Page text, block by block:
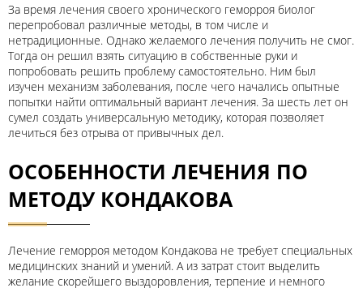
За время лечения своего хронического геморроя биолог
перепробовал различные методы, в том числе и
нетрадиционные. Однако желаемого лечения получить не смог.
Тогда он решил взять ситуацию в собственные руки и
попробовать решить проблему самостоятельно. Ним был
изучен механизм заболевания, после чего начались опытные
попытки найти оптимальный вариант лечения. За шесть лет он
сумел создать универсальную методику, которая позволяет
лечиться без отрыва от привычных дел.
ОСОБЕННОСТИ ЛЕЧЕНИЯ ПО
МЕТОДУ КОНДАКОВА
Лечение геморроя методом Кондакова не требует специальных
медицинских знаний и умений. А из затрат стоит выделить
желание скорейшего выздоровления, терпение и немного